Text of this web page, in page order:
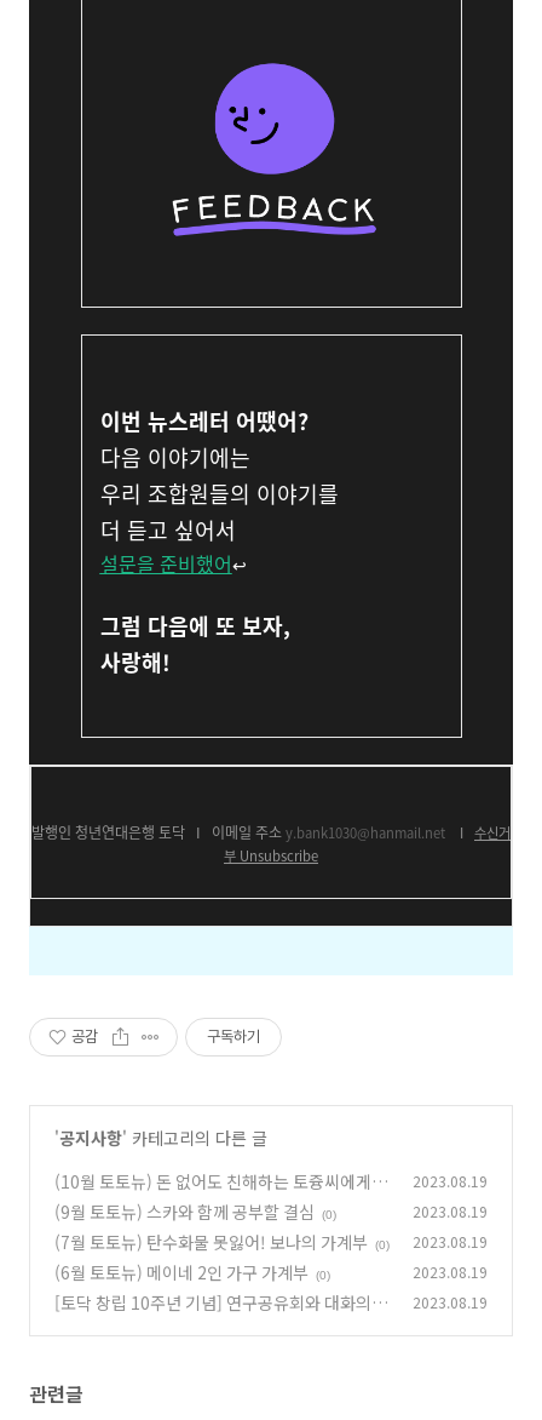
이번 뉴스레터 어땠어?
다음 이야기에는
우리 조합원들의 이야기를
더 듣고 싶어서
설문을 준비했어↩︎
그럼 다음에 또 보자,
사랑해!
발행인 청년연대은행 토닥 I 이메일 주소y.bank1030@hanmail.net I 수신거
부 Unsubscribe
공감 구독하기
'공지사항' 카테고리의 다른 글
(10월 토토뉴) 돈 없어도 친해하는 토즁씨에게
(0)
2023.08.19
(9월 토토뉴) 스카와 함께 공부할 결심 (0) 2023.08.19
(7월 토토뉴) 탄수화물 못잃어! 보나의 가계부 (0) 2023.08.19
(6월 토토뉴) 메이네 2인 가구 가계부 (0) 2023.08.19
[토닥 창립 10주년 기념] 연구공유회와 대화의 시
2023.08.19
관련글